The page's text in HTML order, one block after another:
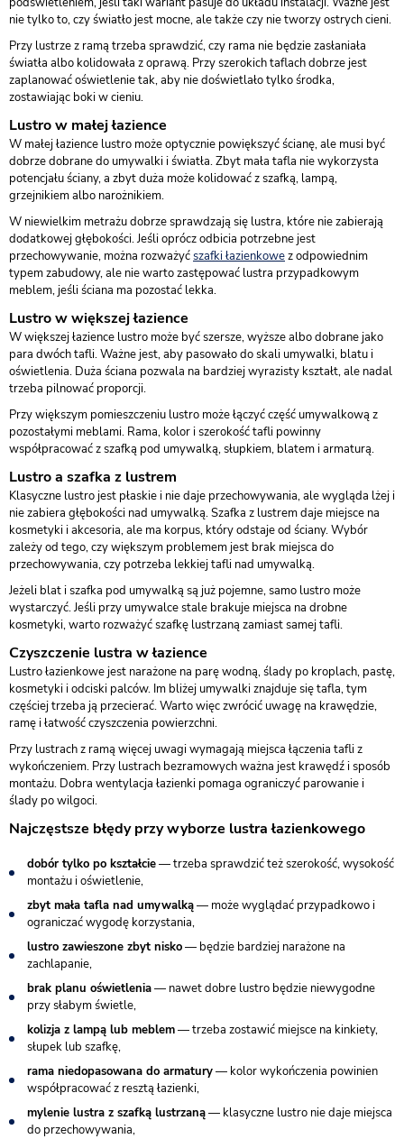
nie tylko to, czy światło jest mocne, ale także czy nie tworzy ostrych cieni.
Przy lustrze z ramą trzeba sprawdzić, czy rama nie będzie zasłaniała
światła albo kolidowała z oprawą. Przy szerokich taflach dobrze jest
zaplanować oświetlenie tak, aby nie doświetlało tylko środka,
zostawiając boki w cieniu.
Lustro w małej łazience
W małej łazience lustro może optycznie powiększyć ścianę, ale musi być
dobrze dobrane do umywalki i światła. Zbyt mała tafla nie wykorzysta
potencjału ściany, a zbyt duża może kolidować z szafką, lampą,
grzejnikiem albo narożnikiem.
W niewielkim metrażu dobrze sprawdzają się lustra, które nie zabierają
dodatkowej głębokości. Jeśli oprócz odbicia potrzebne jest
przechowywanie, można rozważyćszafki łazienkowez odpowiednim
typem zabudowy, ale nie warto zastępować lustra przypadkowym
meblem, jeśli ściana ma pozostać lekka.
Lustro w większej łazience
W większej łazience lustro może być szersze, wyższe albo dobrane jako
para dwóch tafli. Ważne jest, aby pasowało do skali umywalki, blatu i
oświetlenia. Duża ściana pozwala na bardziej wyrazisty kształt, ale nadal
trzeba pilnować proporcji.
Przy większym pomieszczeniu lustro może łączyć część umywalkową z
pozostałymi meblami. Rama, kolor i szerokość tafli powinny
współpracować z szafką pod umywalką, słupkiem, blatem i armaturą.
Lustro a szafka z lustrem
Klasyczne lustro jest płaskie i nie daje przechowywania, ale wygląda lżej i
nie zabiera głębokości nad umywalką. Szafka z lustrem daje miejsce na
kosmetyki i akcesoria, ale ma korpus, który odstaje od ściany. Wybór
zależy od tego, czy większym problemem jest brak miejsca do
przechowywania, czy potrzeba lekkiej tafli nad umywalką.
Jeżeli blat i szafka pod umywalką są już pojemne, samo lustro może
wystarczyć. Jeśli przy umywalce stale brakuje miejsca na drobne
kosmetyki, warto rozważyć szafkę lustrzaną zamiast samej tafli.
Czyszczenie lustra w łazience
Lustro łazienkowe jest narażone na parę wodną, ślady po kroplach, pastę,
kosmetyki i odciski palców. Im bliżej umywalki znajduje się tafla, tym
częściej trzeba ją przecierać. Warto więc zwrócić uwagę na krawędzie,
ramę i łatwość czyszczenia powierzchni.
Przy lustrach z ramą więcej uwagi wymagają miejsca łączenia tafli z
wykończeniem. Przy lustrach bezramowych ważna jest krawędź i sposób
montażu. Dobra wentylacja łazienki pomaga ograniczyć parowanie i
ślady po wilgoci.
Najczęstsze błędy przy wyborze lustra łazienkowego
dobór tylko po kształcie— trzeba sprawdzić też szerokość, wysokość
montażu i oświetlenie,
zbyt mała tafla nad umywalką— może wyglądać przypadkowo i
ograniczać wygodę korzystania,
lustro zawieszone zbyt nisko— będzie bardziej narażone na
zachlapanie,
brak planu oświetlenia— nawet dobre lustro będzie niewygodne
przy słabym świetle,
kolizja z lampą lub meblem— trzeba zostawić miejsce na kinkiety,
słupek lub szafkę,
rama niedopasowana do armatury— kolor wykończenia powinien
współpracować z resztą łazienki,
mylenie lustra z szafką lustrzaną— klasyczne lustro nie daje miejsca
do przechowywania,